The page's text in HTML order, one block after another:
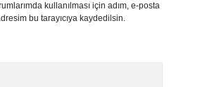
kullanılması için adım, e-posta
bu tarayıcıya kaydedilsin.